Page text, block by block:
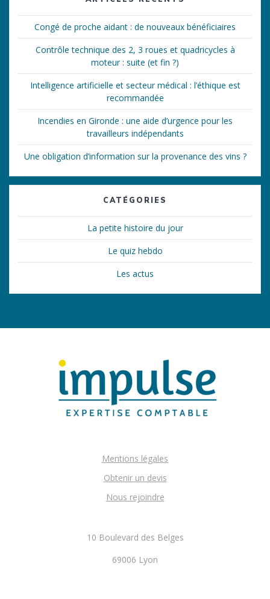
Congé de proche aidant : de nouveaux bénéficiaires
Contrôle technique des 2, 3 roues et quadricycles à
moteur : suite (et fin ?)
Intelligence artificielle et secteur médical : l’éthique est
recommandée
Incendies en Gironde : une aide d’urgence pour les
travailleurs indépendants
Une obligation d’information sur la provenance des vins ?
CATÉGORIES
La petite histoire du jour
Le quiz hebdo
Les actus
Mentions légales
Obtenir un devis
Nous rejoindre
10 Boulevard des Belges
69006 Lyon